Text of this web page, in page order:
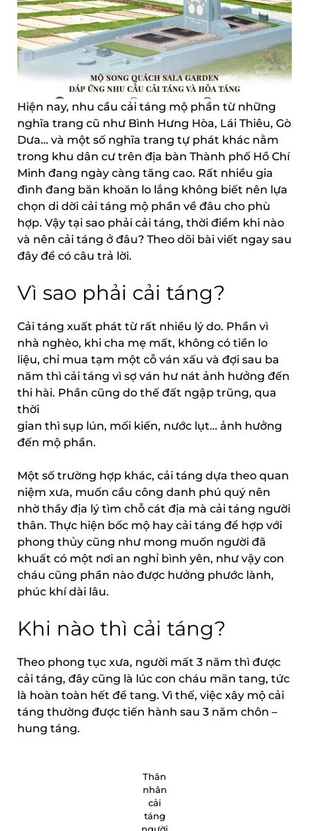
Hiện nay, nhu cầu cải táng mộ phần từ những
nghĩa trang cũ như Bình Hưng Hòa, Lái Thiêu, Gò
Dưa… và một số nghĩa trang tự phát khác nằm
trong khu dân cư trên địa bàn Thành phố Hồ Chí
Minh đang ngày càng tăng cao. Rất nhiều gia
đình đang băn khoăn lo lắng không biết nên lựa
chọn di dời cải táng mộ phần về đâu cho phù
hợp. Vậy tại sao phải cải táng, thời điểm khi nào
và nên cải táng ở đâu? Theo dõi bài viết ngay sau
đây để có câu trả lời.
Vì sao phải cải táng?
Cải táng xuất phát từ rất nhiều lý do. Phần vì
nhà nghèo, khi cha mẹ mất, không có tiền lo
liệu, chỉ mua tạm một cỗ ván xấu và đợi sau ba
năm thì cải táng vì sợ ván hư nát ảnh hưởng đến
thi hài. Phần cũng do thế đất ngập trũng, qua
thời
gian thì sụp lún, mối kiến, nước lụt… ảnh hưởng
đến mộ phần.
Một số trường hợp khác, cải táng dựa theo quan
niệm xưa, muốn cầu công danh phú quý nên
nhờ thầy địa lý tìm chỗ cát địa mà cải táng người
thân. Thực hiện bốc mộ hay cải táng để hợp với
phong thủy cũng như mong muốn người đã
khuất có một nơi an nghỉ bình yên, như vậy con
cháu cũng phần nào được hưởng phước lành,
phúc khí dài lâu.
Khi nào thì cải táng?
Theo phong tục xưa, người mất 3 năm thì được
cải táng, đây cũng là lúc con cháu mãn tang, tức
là hoàn toàn hết để tang. Vì thế, việc xây mộ cải
táng thường được tiến hành sau 3 năm chôn –
hung táng.
Thân
nhân
cải
táng